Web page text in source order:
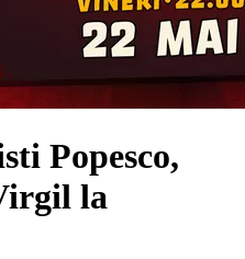
Popesco,
la